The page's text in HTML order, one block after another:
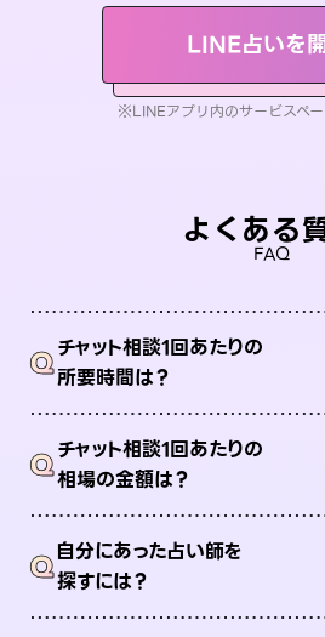
LINE占いを
※LINEアプリ内のサービスペ
よくある
FAQ
Qチャット相談1回あたりの
所要時間は？
Qチャット相談1回あたりの
相場の金額は？
Q自分にあった占い師を
探すには？